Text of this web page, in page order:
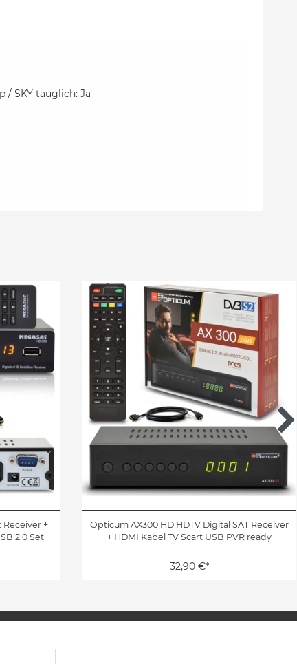
/ SKY tauglich: Ja
Receiver +
2.0 Set
Opticum AX300 HD HDTV Digital SAT Receiver
+ HDMI Kabel TV Scart USB PVR ready
32,90 €*